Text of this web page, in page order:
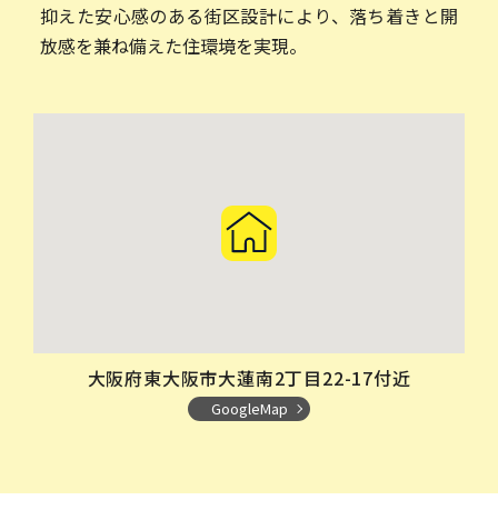
抑えた安心感のある街区設計により、落ち着きと開
放感を兼ね備えた住環境を実現。
大阪府東大阪市大蓮南2丁目22-17付近
GoogleMap